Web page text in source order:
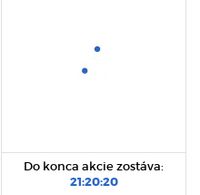
Do konca akcie zostáva:
21:20:20